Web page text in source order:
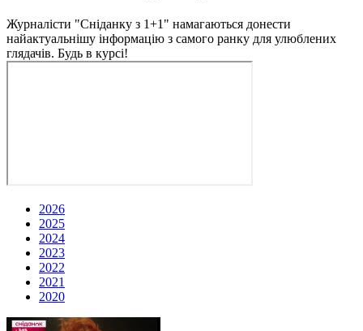
Журналісти "Сніданку з 1+1" намагаються донести
найактуальнішу інформацію з самого ранку для улюблених
глядачів. Будь в курсі!
2026
2025
2024
2023
2022
2021
2020